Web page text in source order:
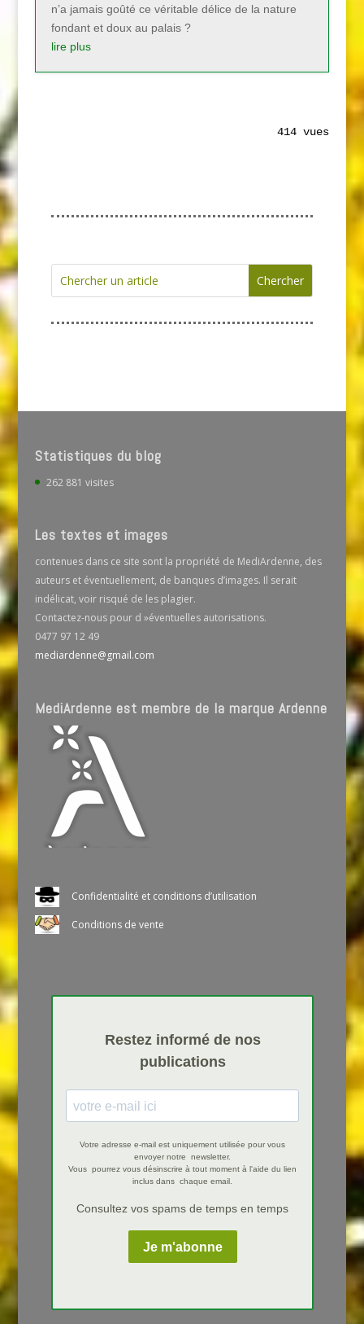
n’a jamais goûté ce véritable délice de la nature
fondant et doux au palais ?
lire plus
414 vues
Statistiques du blog
262 881 visites
Les textes et images
contenues dans ce site sont la propriété de MediArdenne, des
auteurs et éventuellement, de banques d’images. Il serait
indélicat, voir risqué de les plagier.
Contactez-nous pour d »éventuelles autorisations.
0477 97 12 49
mediardenne@gmail.com
MediArdenne est membre de la marque Ardenne
Confidentialité et conditions d’utilisation
Conditions de vente